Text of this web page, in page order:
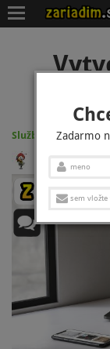
Toggle
navigation
Služby pre firmu:
Zadarmo